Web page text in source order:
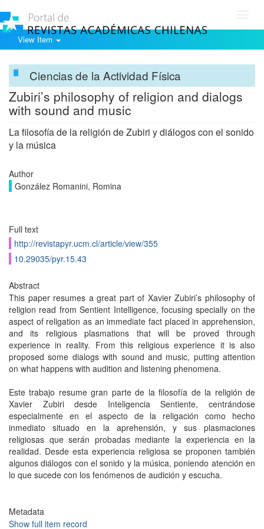
View Item
Ciencias de la Actividad Física
Zubiri’s philosophy of religion and dialogs
with sound and music
La filosofía de la religión de Zubiri y diálogos con el sonido
y la música
Author
González Romanini, Romina
Full text
http://revistapyr.ucm.cl/article/view/355
10.29035/pyr.15.43
Abstract
This paper resumes a great part of Xavier Zubiri’s philosophy of
religion read from Sentient Intelligence, focusing specially on the
aspect of religation as an immediate fact placed in apprehension,
and its religious plasmations that will be proved through
experience in reality. From this religious experience it is also
proposed some dialogs with sound and music, putting attention
on what happens with audition and listening phenomena.
Este trabajo resume gran parte de la filosofía de la religión de
Xavier Zubiri desde Inteligencia Sentiente, centrándose
especialmente en el aspecto de la religación como hecho
inmediato situado en la aprehensión, y sus plasmaciones
religiosas que serán probadas mediante la experiencia en la
realidad. Desde esta experiencia religiosa se proponen también
algunos diálogos con el sonido y la música, poniendo atención en
lo que sucede con los fenómenos de audición y escucha.
Metadata
Show full item record